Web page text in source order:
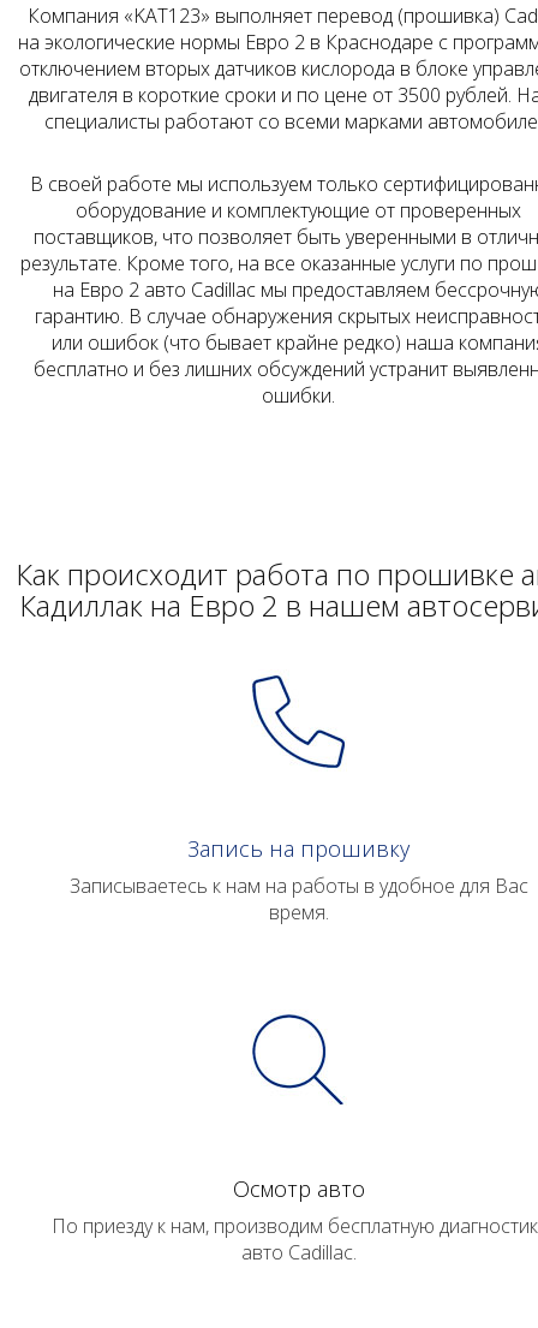
Компания «KAT123» выполняет перевод (прошивка)
на экологические нормы Евро 2 в Краснодаре с
отключением вторых датчиков кислорода в блоке
двигателя в короткие сроки и по цене от 3500 рублей.
специалисты работают со всеми марками
В своей работе мы используем только
оборудование и комплектующие от проверенных
поставщиков, что позволяет быть уверенными в
результате. Кроме того, на все оказанные услуги по
на Евро 2 авто Cadillac мы предоставляем
гарантию. В случае обнаружения скрытых
или ошибок (что бывает крайне редко) наша
бесплатно и без лишних обсуждений устранит
ошибки.
Как происходит работа по прошивке
Кадиллак на Евро 2 в нашем
Запись на прошивку
Записываетесь к нам на работы в удобное для Вас
время.
Осмотр авто
По приезду к нам, производим бесплатную
авто Cadillac.